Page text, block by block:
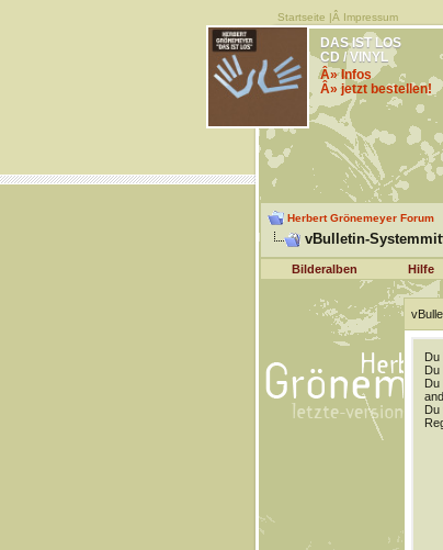
Startseite |Â Impressum
DAS IST LOS
CD / VINYL
Â» Infos
Â» jetzt bestellen!
Herbert Grönemeyer Forum
vBulletin-
Bilderalben Hilfe
Du
Du
Du
Du